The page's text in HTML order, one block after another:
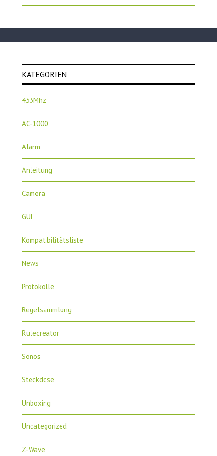
KATEGORIEN
433Mhz
AC-1000
Alarm
Anleitung
Camera
GUI
Kompatibilitätsliste
News
Protokolle
Regelsammlung
Rulecreator
Sonos
Steckdose
Unboxing
Uncategorized
Z-Wave